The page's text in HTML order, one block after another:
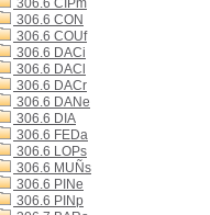
306.6 CIPm
306.6 CON
306.6 COUf
306.6 DACi
306.6 DACl
306.6 DACr
306.6 DANe
306.6 DIA
306.6 FEDa
306.6 LOPs
306.6 MUÑs
306.6 PINe
306.6 PINp